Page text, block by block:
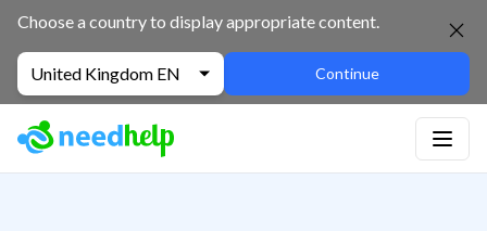
Choose a country to display appropriate content.
United Kingdom EN Continue